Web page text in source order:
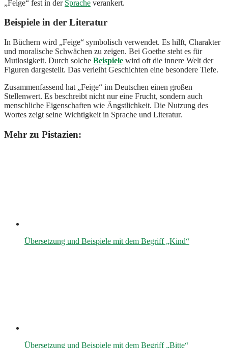
„Feige“ fest in der Sprache verankert.
Beispiele in der Literatur
In Büchern wird „Feige“ symbolisch verwendet. Es hilft, Charakter
und moralische Schwächen zu zeigen. Bei Goethe steht es für
Mutlosigkeit. Durch solche Beispiele wird oft die innere Welt der
Figuren dargestellt. Das verleiht Geschichten eine besondere Tiefe.
Zusammenfassend hat „Feige“ im Deutschen einen großen
Stellenwert. Es beschreibt nicht nur eine Frucht, sondern auch
menschliche Eigenschaften wie Ängstlichkeit. Die Nutzung des
Wortes zeigt seine Wichtigkeit in Sprache und Literatur.
Mehr zu Pistazien:
Übersetzung und Beispiele mit dem Begriff „Kind“
Übersetzung und Beispiele mit dem Begriff „Bitte“